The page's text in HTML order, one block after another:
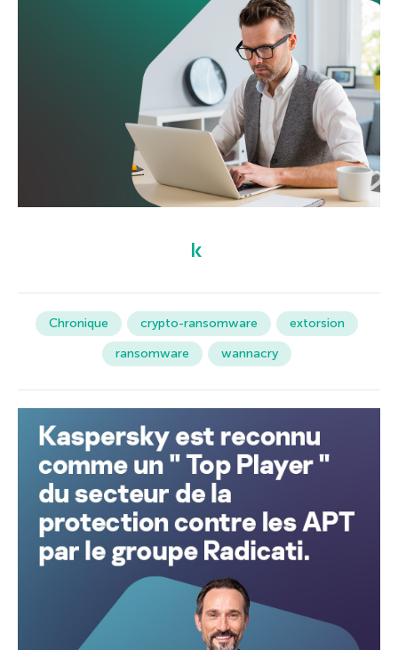
Chronique crypto-ransomware
extorsion
ransomware
wannacry